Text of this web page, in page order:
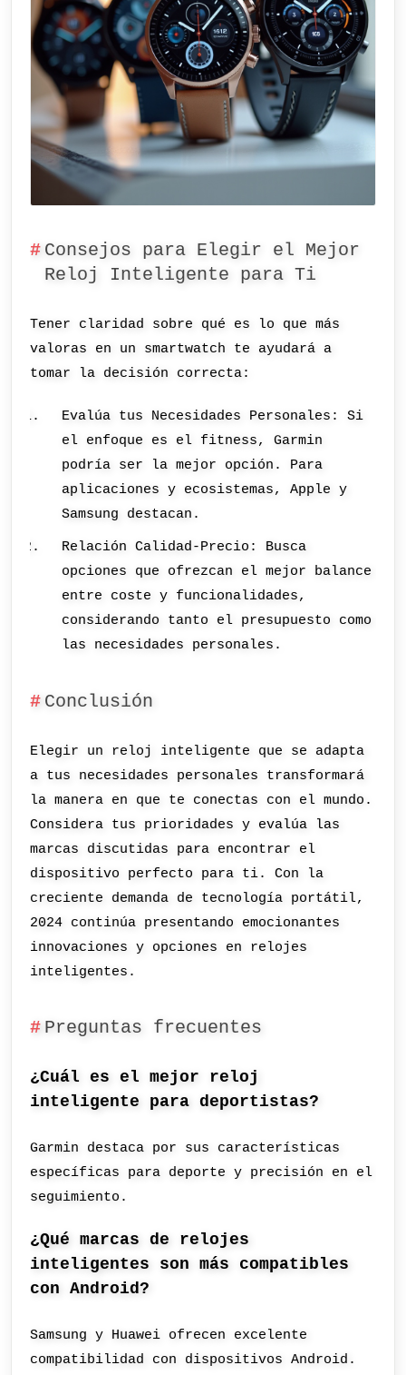
Consejos para Elegir el Mejor
Reloj Inteligente para Ti
Tener claridad sobre qué es lo que más
valoras en un smartwatch te ayudará a
tomar la decisión correcta:
Evalúa tus Necesidades Personales: Si
el enfoque es el fitness, Garmin
podría ser la mejor opción. Para
aplicaciones y ecosistemas, Apple y
Samsung destacan.
Relación Calidad-Precio: Busca
opciones que ofrezcan el mejor balance
entre coste y funcionalidades,
considerando tanto el presupuesto como
las necesidades personales.
Conclusión
Elegir un reloj inteligente que se adapta
a tus necesidades personales transformará
la manera en que te conectas con el mundo.
Considera tus prioridades y evalúa las
marcas discutidas para encontrar el
dispositivo perfecto para ti. Con la
creciente demanda de tecnología portátil,
2024 continúa presentando emocionantes
innovaciones y opciones en relojes
inteligentes.
Preguntas frecuentes
¿Cuál es el mejor reloj
inteligente para deportistas?
Garmin destaca por sus características
específicas para deporte y precisión en el
seguimiento.
¿Qué marcas de relojes
inteligentes son más compatibles
con Android?
Samsung y Huawei ofrecen excelente
compatibilidad con dispositivos Android.